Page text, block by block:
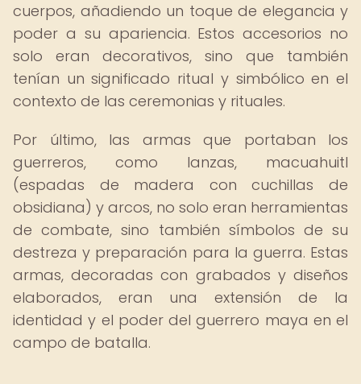
cuerpos, añadiendo un toque de elegancia y
poder a su apariencia. Estos accesorios no
solo eran decorativos, sino que también
tenían un significado ritual y simbólico en el
contexto de las ceremonias y rituales.
Por último, las armas que portaban los
guerreros, como lanzas, macuahuitl
(espadas de madera con cuchillas de
obsidiana) y arcos, no solo eran herramientas
de combate, sino también símbolos de su
destreza y preparación para la guerra. Estas
armas, decoradas con grabados y diseños
elaborados, eran una extensión de la
identidad y el poder del guerrero maya en el
campo de batalla.